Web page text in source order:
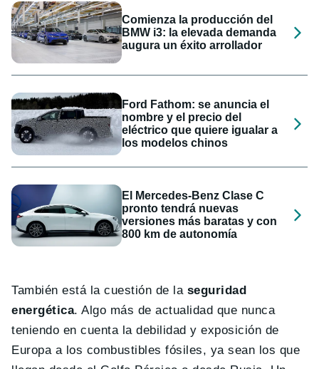
Comienza la producción del
BMW i3: la elevada demanda
augura un éxito arrollador
Ford Fathom: se anuncia el
nombre y el precio del
eléctrico que quiere igualar a
los modelos chinos
El Mercedes-Benz Clase C
pronto tendrá nuevas
versiones más baratas y con
800 km de autonomía
También está la cuestión de la seguridad
energética. Algo más de actualidad que nunca
teniendo en cuenta la debilidad y exposición de
Europa a los combustibles fósiles, ya sean los que